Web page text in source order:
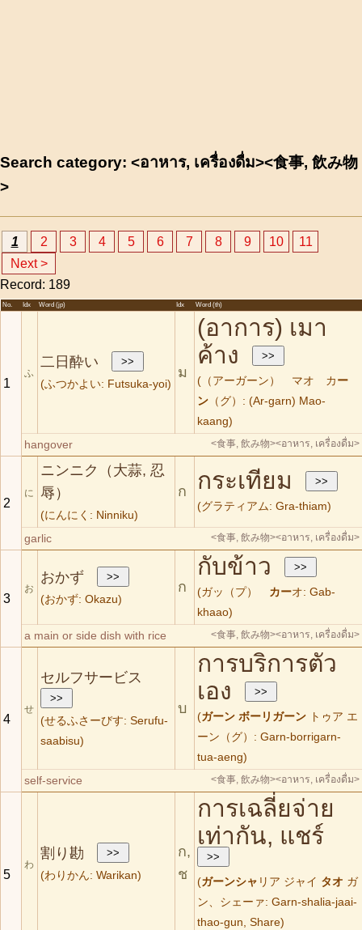
Search category: <อาหาร, เครื่องดื่ม><食事, 飲み物
>
1 2 3 4 5 6 7 8 9 10
11
Next >
Record: 189
No. Idx Word (jp) Idx Word (th)
1
ふ
二日酔い
(ふつかよい: Futsuka-yoi)
ม
(อาการ) เมา
ค้าง
(（アーガーン） マオ カ ー
ン （グ）: (Ar-garn) Mao-
kaang)
hangover <食事, 飲み物><อาหาร, เครื่องดื่ม>
2
に
ニンニク（大蒜, 忍
辱）
(にんにく: Ninniku)
ก กระเทียม
(グラティアム: Gra-thiam)
garlic <食事, 飲み物><อาหาร, เครื่องดื่ม>
3
お
おかず
(おかず: Okazu)
ก
กับข้าว
(ガッ（プ） カーオ: Gab-
khaao)
a main or side dish with rice <食事, 飲み物><อาหาร, เครื่องดื่ม>
4
せ
セルフサービス
(せるふさーびす: Serufu-
saabisu)
บ
การบริการตัว
เอง
(ガーン ボーリガーン トゥア エ
ーン（グ）: Garn-borrigarn-
tua-aeng)
self-service <食事, 飲み物><อาหาร, เครื่องดื่ม>
5
わ
割り勘
(わりかん: Warikan)
ก,
ช
การเฉลี่ยจ่าย
เท่ากัน, แชร์
(ガーンシャ リア ジャイ タオ ガ
ン、シェーァ: Garn-shalia-jaai-
thao-gun, Share)